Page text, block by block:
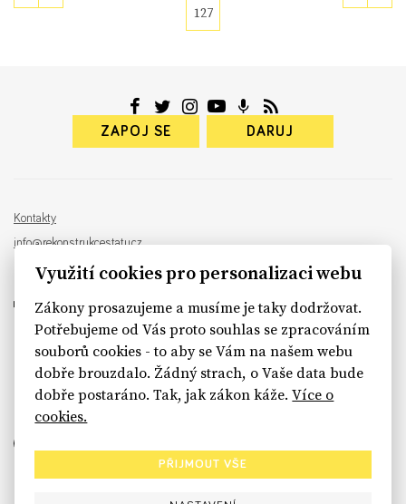
127
ZAPOJ SE DARUJ
Kontakty
info@rekonstrukcestatu.cz
Návrh a vývoj: Sinfin , ilustrace:
sinfin.digital
Využití cookies pro personalizaci webu
Zákony prosazujeme a musíme je taky dodržovat.
Potřebujeme od Vás proto souhlas se zpracováním
souborů cookies - to aby se Vám na našem webu
dobře brouzdalo. Žádný strach, o Vaše data bude
dobře postaráno. Tak, jak zákon káže.Více o
cookies.
PŘIJMOUT VŠE